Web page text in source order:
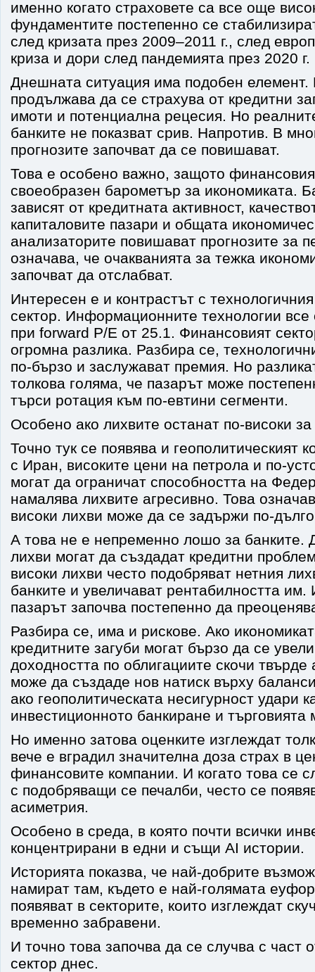
именно когато страховете са все още
фундаментите постепенно се
след кризата през 2009–2011 г., след
криза и дори след пандемията през 2020 г.
Днешната ситуация има подобен елемент.
продължава да се страхува от кредитни
имоти и потенциална рецесия. Но
банките не показват срив. Напротив. В
прогнозите започват да се повишават.
Това е особено важно, защото
своеобразен барометър за икономиката.
зависят от кредитната активност,
капиталовите пазари и общата
анализаторите повишават прогнозите за
означава, че очакванията за тежка
започват да отслабват.
Интересен е и контрастът с технологичния
сектор. Информационните технологии все
при forward P/E от 25.1. Финансовият
огромна разлика. Разбира се,
по-бързо и заслужават премия. Но
толкова голяма, че пазарът може
търси ротация към по-евтини сегменти.
Особено ако лихвите останат по-високи
Точно тук се появява и геополитическият
с Иран, високите цени на петрола и по-
могат да ограничат способността на
намалява лихвите агресивно. Това
високи лихви може да се задържи по-
А това не е непременно лошо за банките.
лихви могат да създадат кредитни
високи лихви често подобряват нетния
банките и увеличават рентабилността
пазарът започва постепенно да
Разбира се, има и рискове. Ако
кредитните загуби могат бързо да се
доходността по облигациите скочи твърде
може да създаде нов натиск върху
ако геополитическата несигурност удари
инвестиционното банкиране и търговията
Но именно затова оценките изглеждат
вече е вградил значителна доза страх в
финансовите компании. И когато това се
с подобряващи се печалби, често се
асиметрия.
Особено в среда, в която почти всички
концентрирани в едни и същи AI истории.
Историята показва, че най-добрите
намират там, където е най-голямата
появяват в секторите, които изглеждат
временно забравени.
И точно това започва да се случва с част
сектор днес.